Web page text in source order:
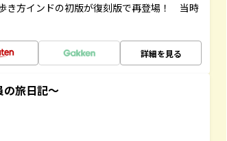
き方インドの初版が復刻版で再登場！ 当時
詳細を見る
の旅日記～